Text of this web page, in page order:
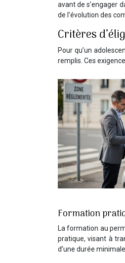
avant de s’engager
de l’évolution des
Critères
Pour qu’un
remplis. Ces
Formation
La formation au
pratique, visant à
d’une durée